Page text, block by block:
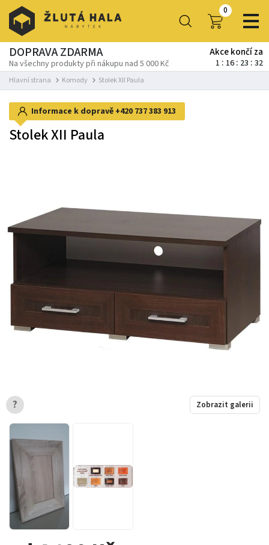
0
DOPRAVA ZDARMA
Na všechny produkty při nákupu nad 5 000 Kč
Akce končí za
1 16 23 30
Hlavní strana Komody Stolek XII Paula
Informace k dopravě +420 737 383 913
Stolek XII Paula
Zobrazit galerii
?